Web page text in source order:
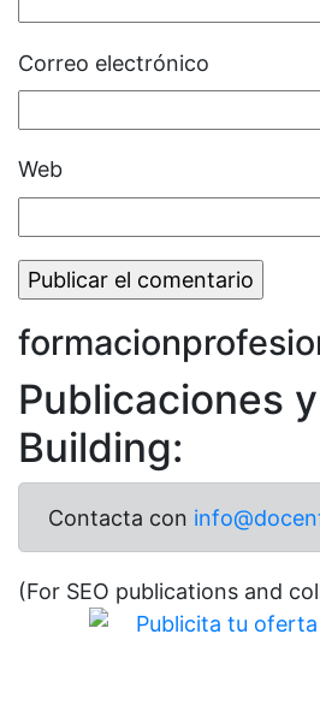
Correo electrónico
Web
Publicaciones
Building:
Contacta con
(For SEO publications and